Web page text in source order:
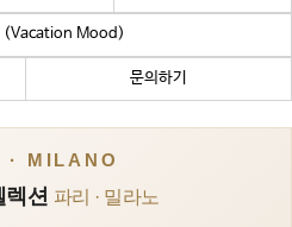
(Vacation Mood)
문의하기
· MILANO
렉션 파리 · 밀라노